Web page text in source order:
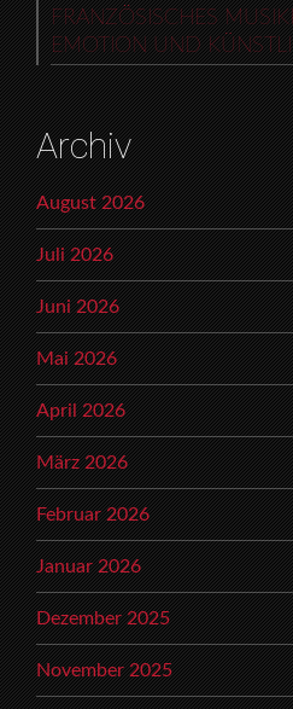
FRANZÖSISCHES
EMOTION UND
Archiv
August 2026
Juli 2026
Juni 2026
Mai 2026
April 2026
März 2026
Februar 2026
Januar 2026
Dezember 2025
November 2025